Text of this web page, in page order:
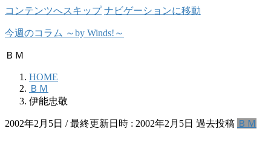
コンテンツへスキップ ナビゲーションに移動
今週のコラム ～by Winds!～
ＢＭ
HOME
ＢＭ
伊能忠敬
2002年2月5日 / 最終更新日時 : 2002年2月5日 過去投稿 ＢＭ